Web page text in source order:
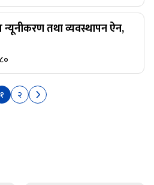
तथा व्यवस्थापन ऐन,
१ २